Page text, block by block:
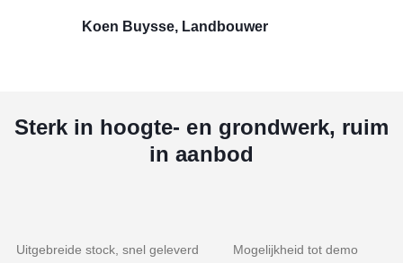
Koen Buysse, Landbouwer
Sterk in hoogte- en grondwerk, ruim
in aanbod
Uitgebreide stock, snel geleverd Mogelijkheid tot demo